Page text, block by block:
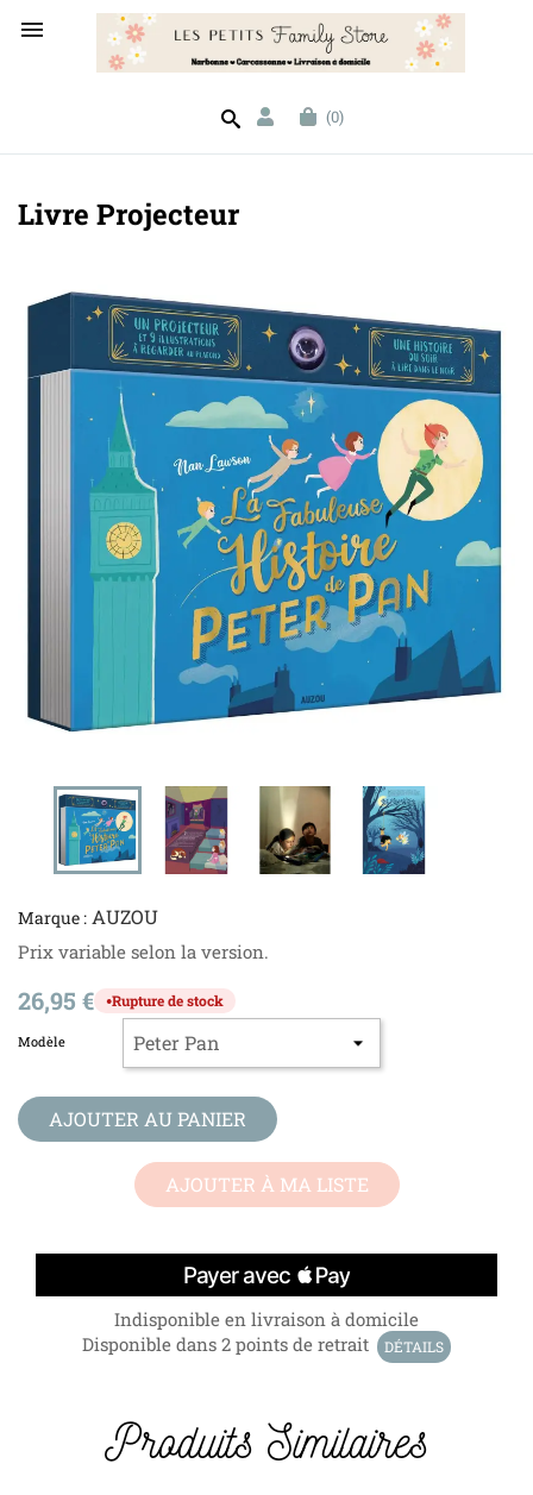

(0)
Livre Projecteur
Marque : AUZOU
Prix variable selon la version.
26,95 € ●Rupture de stock
Modèle
AJOUTER AU PANIER
AJOUTER À MA LISTE
Indisponible en livraison à domicile
Disponible dans 2 points de retrait
DÉTAILS
Produits Similaires